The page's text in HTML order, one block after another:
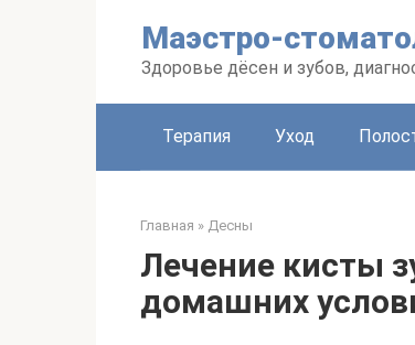
Маэстро-
Здоровье дёсен и зубов,
Терапия Уход
Главная » Десны
Лечение кисты
домашних